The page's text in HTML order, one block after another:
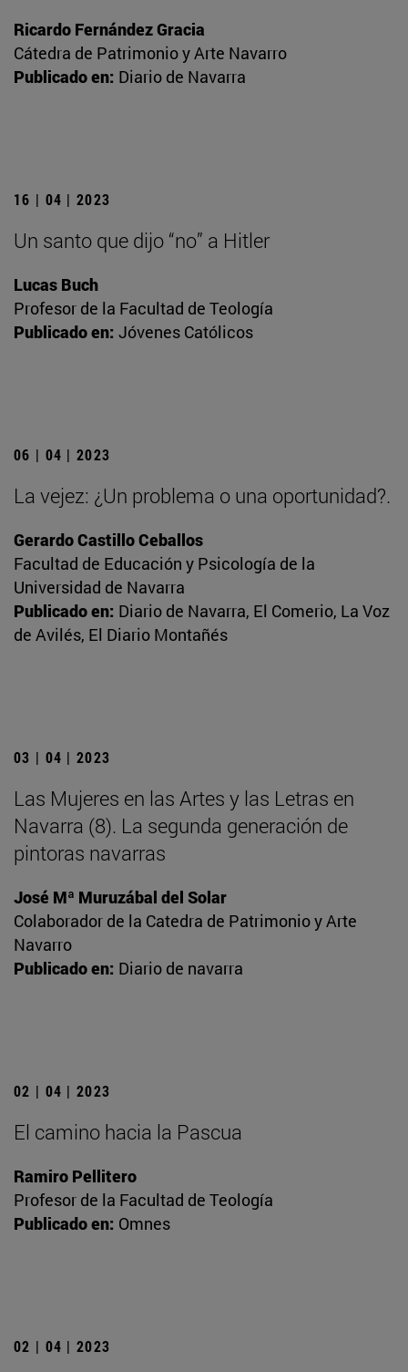
Ricardo Fernández Gracia
Cátedra de Patrimonio y Arte Navarro
Publicado en: Diario de Navarra
16 | 04 | 2023
Un santo que dijo “no” a Hitler
Lucas Buch
Profesor de la Facultad de Teología
Publicado en: Jóvenes Católicos
06 | 04 | 2023
La vejez: ¿Un problema o una oportunidad?.
Gerardo Castillo Ceballos
Facultad de Educación y Psicología de la
Universidad de Navarra
Publicado en: Diario de Navarra, El Comerio, La Voz
de Avilés, El Diario Montañés
03 | 04 | 2023
Las Mujeres en las Artes y las Letras en
Navarra (8). La segunda generación de
pintoras navarras
José Mª Muruzábal del Solar
Colaborador de la Catedra de Patrimonio y Arte
Navarro
Publicado en: Diario de navarra
02 | 04 | 2023
El camino hacia la Pascua
Ramiro Pellitero
Profesor de la Facultad de Teología
Publicado en: Omnes
02 | 04 | 2023